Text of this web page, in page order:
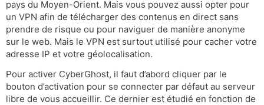
pays du Moyen-Orient. Mais vous pouvez aussi opter pour
un VPN afin de télécharger des contenus en direct sans
prendre de risque ou pour naviguer de manière anonyme
sur le web. Mais le VPN est surtout utilisé pour cacher votre
adresse IP et votre géolocalisation.
Pour activer CyberGhost, il faut d’abord cliquer par le
bouton d’activation pour se connecter par défaut au serveur
libre de vous accueillir. Ce dernier est étudié en fonction de